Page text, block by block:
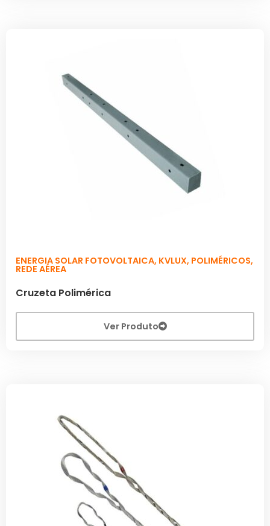
ENERGIA SOLAR FOTOVOLTAICA, KVLUX, POLIMÉRICOS,
REDE AÉREA
Cruzeta Polimérica
Ver Produto